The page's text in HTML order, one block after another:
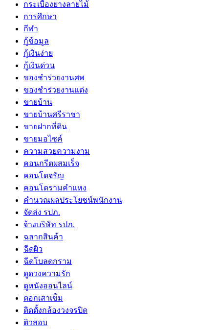
กระเบื้องยางลายไม้
การศึกษา
กีฬา
กู้ข้อมูล
กู้เงินง่าย
กู้เงินด่วน
ของชำร่วยงานศพ
ของชำร่วยงานแต่ง
ขายบ้าน
ขายบ้านศรีราชา
ขายฝากที่ดิน
ขายมอไซค์
ความสวยความงาม
คอนกรีตผสมเร็จ
คอนโดจรัญ
คอนโดรามคำแหง
คำนวณผลประโยชน์พนักงาน
จัดส่ง รปภ.
จ้างบริษัท รปภ.
ฉลากสินค้า
ฉีดผิว
ฉีดโบลดกราม
ดูดวงความรัก
ดูหนังออนไลน์
ตอกเสาเข็ม
ติดตั้งกล้องวงจรปิด
ติวสอบ